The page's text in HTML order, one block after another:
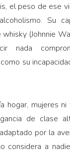
el peso de ese
Su
(Johnnie
nada
su
hogar, mujeres
de clase
por la
considera a